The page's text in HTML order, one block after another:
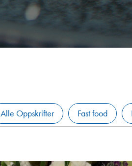
Alle Oppskrifter Fast food